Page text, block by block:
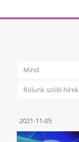
Mind
Rólunk szóló hírek
2021-11-05